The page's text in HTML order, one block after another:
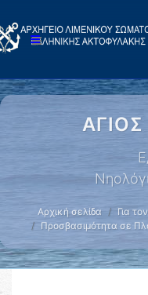
Αρχική σελίδα Για
Προσβασιμότητα σε